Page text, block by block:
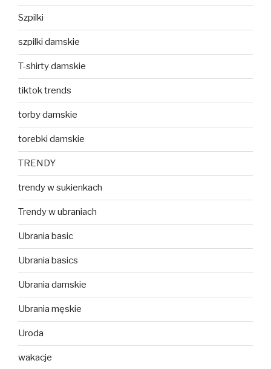
Szpilki
szpilki damskie
T-shirty damskie
tiktok trends
torby damskie
torebki damskie
TRENDY
trendy w sukienkach
Trendy w ubraniach
Ubrania basic
Ubrania basics
Ubrania damskie
Ubrania męskie
Uroda
wakacje